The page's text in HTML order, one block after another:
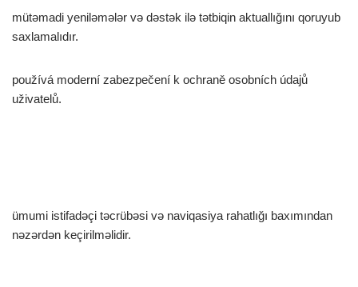
mütəmadi yeniləmələr və dəstək ilə tətbiqin aktuallığını qoruyub
saxlamalıdır.
používá moderní zabezpečení k ochraně osobních údajů
uživatelů.
ümumi istifadəçi təcrübəsi və naviqasiya rahatlığı baxımından
nəzərdən keçirilməlidir.